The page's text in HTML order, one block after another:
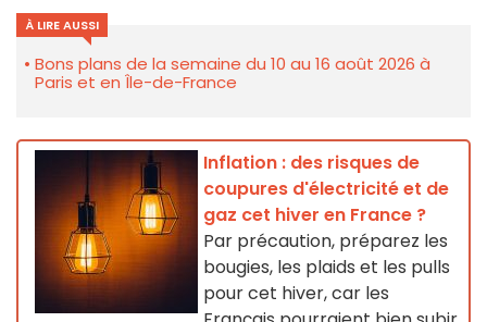
À LIRE AUSSI
Bons plans de la semaine du 10 au 16 août 2026 à
Paris et en Île-de-France
Inflation : des risques de
coupures d'électricité et de
gaz cet hiver en France ?
Par précaution, préparez les
bougies, les plaids et les pulls
pour cet hiver, car les